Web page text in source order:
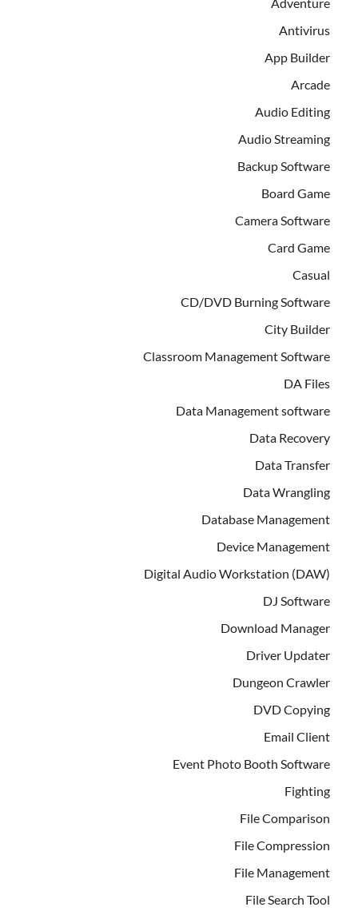
Antivirus
App Builder
Arcade
Audio Editing
Audio Streaming
Backup Software
Board Game
Camera Software
Card Game
Casual
CD/DVD Burning Software
City Builder
Classroom Management Software
DA Files
Data Management software
Data Recovery
Data Transfer
Data Wrangling
Database Management
Device Management
Digital Audio Workstation (DAW)
DJ Software
Download Manager
Driver Updater
Dungeon Crawler
DVD Copying
Email Client
Event Photo Booth Software
Fighting
File Comparison
File Compression
File Management
File Search Tool